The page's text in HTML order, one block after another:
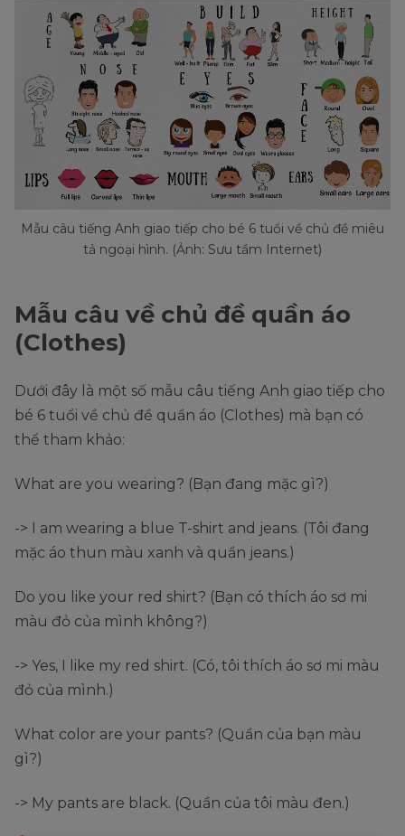
Mẫu câu tiếng Anh giao tiếp cho bé 6 tuổi về chủ đề miêu
tả ngoại hình. (Ảnh: Sưu tầm Internet)
Mẫu câu về chủ đề quần áo
(Clothes)
Dưới đây là một số mẫu câu tiếng Anh giao tiếp cho
bé 6 tuổi về chủ đề quần áo (Clothes) mà bạn có
thể tham khảo:
What are you wearing? (Bạn đang mặc gì?)
-> I am wearing a blue T-shirt and jeans. (Tôi đang
mặc áo thun màu xanh và quần jeans.)
Do you like your red shirt? (Bạn có thích áo sơ mi
màu đỏ của mình không?)
-> Yes, I like my red shirt. (Có, tôi thích áo sơ mi màu
đỏ của mình.)
What color are your pants? (Quần của bạn màu
gì?)
-> My pants are black. (Quần của tôi màu đen.)